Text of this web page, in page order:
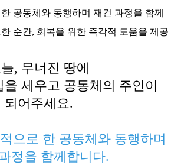
공동체와 동행하며 재건 과정을 함께
순간, 회복을 위한 즉각적 도움을 제공
, 무너진 땅에
세우고 공동체의 주인이
되어주세요.
으로 한 공동체와 동행하며
정을 함께합니다.